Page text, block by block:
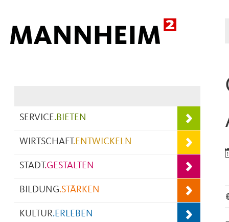
SERVICE.BIETEN
WIRTSCHAFT.ENTWICKELN
STADT.GESTALTEN
BILDUNG.STÄRKEN
KULTUR.ERLEBEN